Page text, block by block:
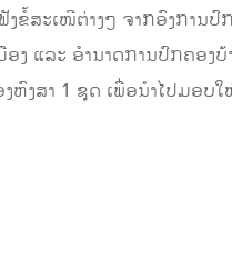
ຂໍ້ສະເໜີຕ່າງໆ ຈາກອົງການ
ງ ແລະ ອໍານາດການປົກຄອ
ຫົງສາ 1 ຊຸດ ເພື່ອນໍາໄປມອ